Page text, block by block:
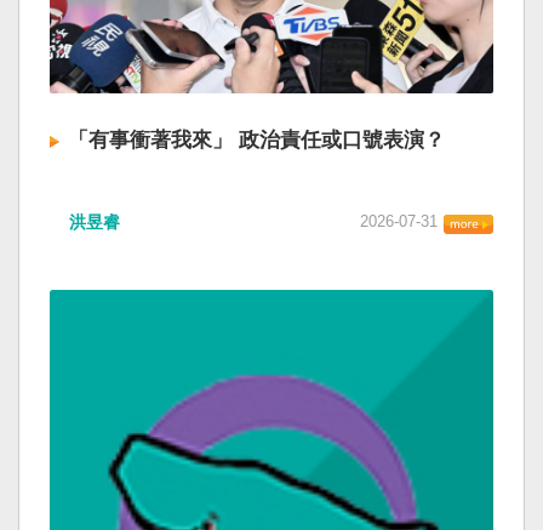
「有事衝著我來」 政治責任或口號表演？
洪昱睿 2026-07-31